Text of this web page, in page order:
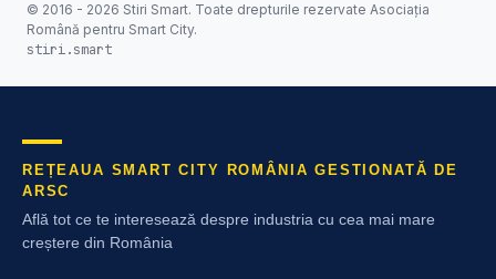
© 2016 - 2026 Stiri Smart. Toate drepturile rezervate Asociația
Română pentru Smart City.
stiri.smart
REȚEAUA SMART CITY ROMÂNIA GESTIONATĂ DE
ARSC
Află tot ce te interesează despre industria cu cea mai mare
creștere din România